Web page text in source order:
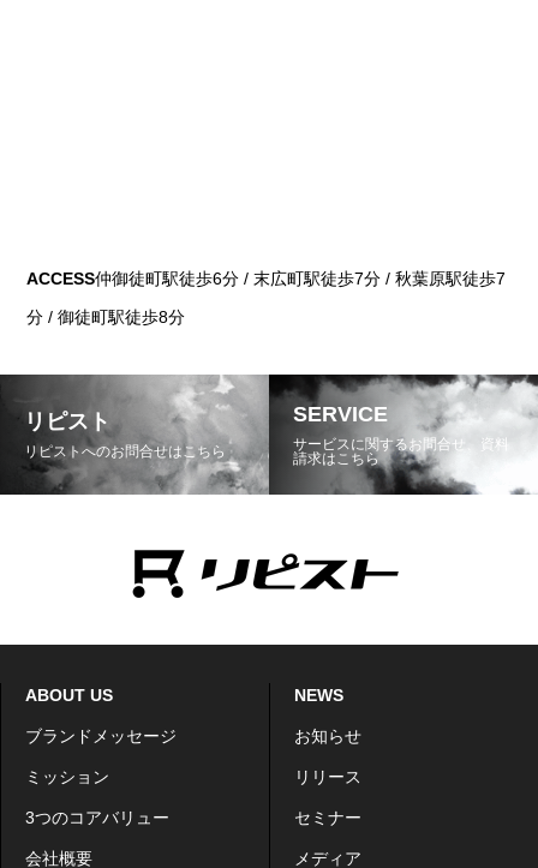
ACCESS仲御徒町駅徒歩6分 / 末広町駅徒歩7分 / 秋葉原駅徒歩7
分 / 御徒町駅徒歩8分
リピスト
リピストへのお問合せはこちら
SERVICE
サービスに関するお問合せ、資料
請求はこちら
ABOUT US
ブランドメッセージ
ミッション
3つのコアバリュー
会社概要
NEWS
お知らせ
リリース
セミナー
メディア